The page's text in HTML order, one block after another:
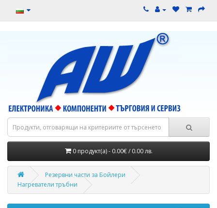
0 продукт(а) - 0.00€ / 0.00 лв.
Резервни части за Бойлери
Нагреватели тръбни